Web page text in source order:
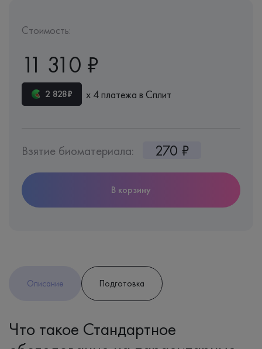
Стоимость:
11 310 ₽
2 828₽ х 4 платежа в Сплит
Взятие биоматериала: 270 ₽
В корзину
Описание Подготовка
Что такое Стандартное